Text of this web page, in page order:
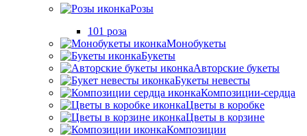
Розы
101 роза
Монобукеты
Букеты
Авторские букеты
Букеты невесты
Композиции-сердца
Цветы в коробке
Цветы в корзине
Композиции